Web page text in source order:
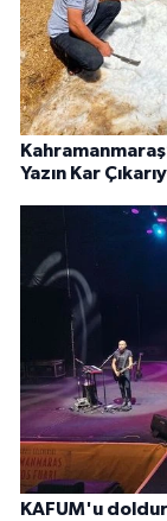
Yazın Kar
KAFUM'u